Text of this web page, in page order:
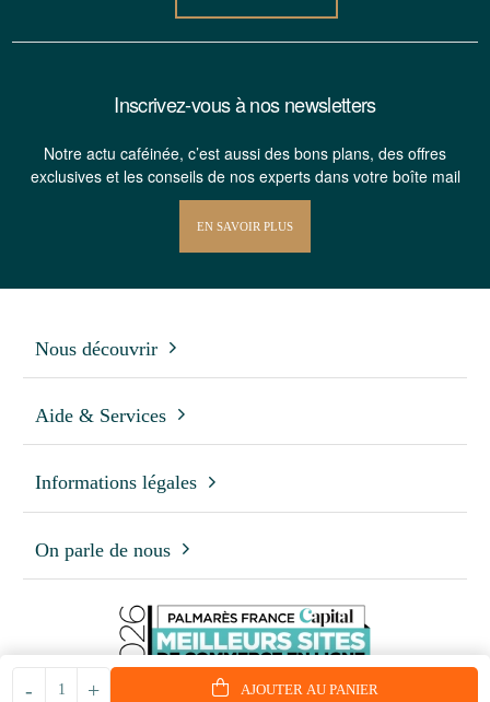
+
- AJOUTER AU PANIER
Inscrivez-vous à nos newsletters
Notre actu caféinée, c’est aussi des bons plans, des offres
exclusives et les conseils de nos experts dans votre boîte mail
EN SAVOIR PLUS
Nous découvrir
Aide & Services
Informations légales
On parle de nous